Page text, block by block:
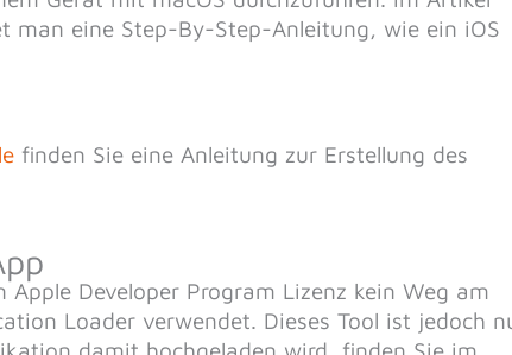
man eine Step-By-Step-Anleitung, wie ein iOS
finden Sie eine Anleitung zur Erstellung des
Developer Program Lizenz kein Weg am
Loader verwendet. Dieses Tool ist jedoch